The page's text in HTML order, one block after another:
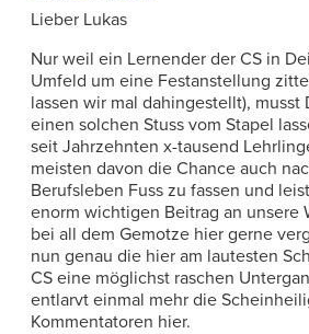
Lieber Lukas
Nur weil ein Lernender der CS in
Umfeld um eine Festanstellung
lassen wir mal dahingestellt),
einen solchen Stuss vom Stapel
seit Jahrzehnten x-tausend
meisten davon die Chance auch
Berufsleben Fuss zu fassen und
enorm wichtigen Beitrag an unsere
bei all dem Gemotze hier gerne
nun genau die hier am lautesten
CS eine möglichst raschen
entlarvt einmal mehr die
Kommentatoren hier.